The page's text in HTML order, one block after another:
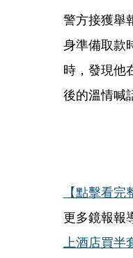
警方接獲舉
身準備取款
時，發現他
後的溫情喊
【點擊看完
更多鏡報報
上酒店買半